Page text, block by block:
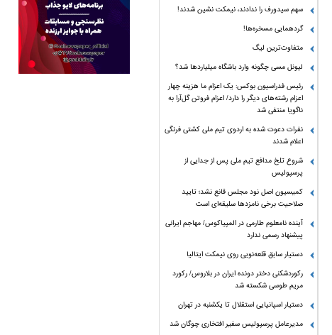
سهم سیدورف را ندادند، نیمکت نشین شدند!
گردهمایی مسخره‌ها!
متفاوت‌ترین لیگ
لیونل مسی چگونه وارد باشگاه میلیاردها شد؟
رئیس فدراسیون بوکس: یک اعزام ما هزینه چهار
اعزام رشته‌های دیگر را دارد/ اعزام فروتن گل‌آرا به
ناگویا منتفی شد
نفرات دعوت شده به اردوی تیم ملی کشتی فرنگی
اعلام شدند
شروع تلخ مدافع تیم ملی پس از جدایی از
پرسپولیس
کمیسیون اصل نود مجلس قانع نشد؛ تایید
صلاحیت برخی نامزدها سلیقه‌ای است
آینده نامعلوم طارمی در المپیاکوس/ مهاجم ایرانی
پیشنهاد رسمی ندارد
دستیار سابق قلعه‌نویی روی نیمکت ایتالیا
رکوردشکنی دختر دونده ایران در بلاروس/ رکورد
مریم طوسی شکسته شد
دستیار اسپانیایی استقلال تا یکشنبه در تهران
مدیرعامل پرسپولیس سفیر افتخاری چوگان شد